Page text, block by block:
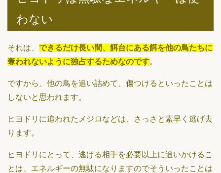
わない
それは、 できるだけ長い間、餌台にある餌を他の鳥たちに
奪われないように独占するためなのです。
ですから、他の鳥を追い詰めて、傷つけるといったことは
しないと思われます。
ヒヨドリに追われたメジロなどは、さっさと素早く逃げ去
ります。
ヒヨドリにとって、逃げる相手を必要以上に追いかけるこ
とは、エネルギーの無駄になりますのでそういったことは